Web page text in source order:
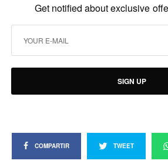
Get notified about exclusive
SIGN UP
COMPARTIR TWEET